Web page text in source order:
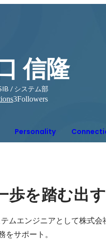
信隆
/ システム部
3Followers
Personality
歩を踏む出
ムエンジニアとして株式会
をサポート。